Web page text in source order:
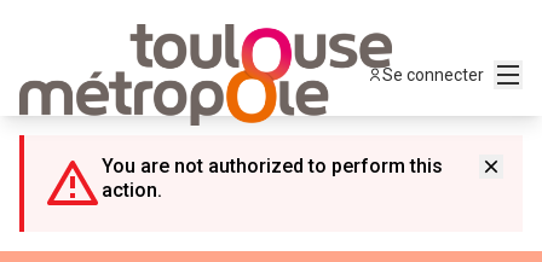
Se connecter
You are not authorized to perform this
action.